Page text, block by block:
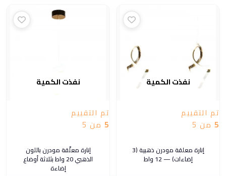
نفذت الكمية
تم التقييم
5 من 5
إنارة معلقة مودرن ذهبية (3
إضاءات) — 12 واط
نفذت الكمية
تم التقييم
5 من 5
إنارة معلّقة مودرن باللون
الذهبي 20 واط بثلاثة أوضاع
إضاءة